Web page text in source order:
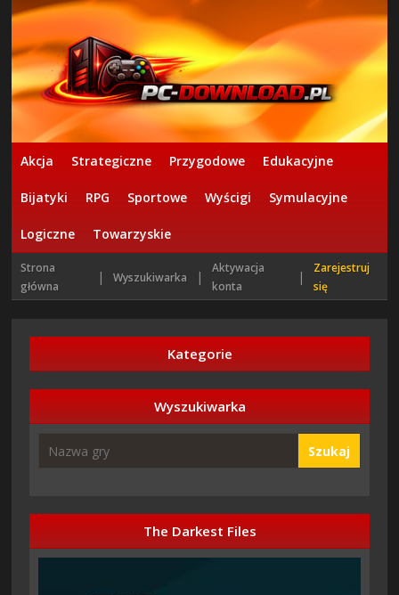
Akcja Strategiczne Przygodowe Edukacyjne
Bijatyki RPG Sportowe Wyścigi Symulacyjne
Logiczne Towarzyskie
Strona
główna
| Wyszukiwarka |
Aktywacja
konta
|
Zarejestruj
się
Kategorie
Wyszukiwarka
Szukaj
The Darkest Files